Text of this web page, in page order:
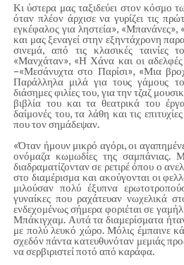
Κι ύστερα μας ταξιδεύει στον κόσμο
όταν πλέον άρχισε να γυρίζει τις
εγκέφαλος για ληστεία»,
και μας ξεναγεί στην εξηντάχρονη
σινεμά, από τις κλασικές ταινίες
«Μανχάταν», «Η Χάνα και οι
–«Μεσάνυχτα στο Παρίσι», «Μια
Παράλληλα μιλά για τους γάμους
διάσημες φιλίες του, για την τζαζ
βιβλία του και τα θεατρικά του
δαίμονές του, τα λάθη και τις
που τον σημάδεψαν.
«Όταν ήμουν μικρό αγόρι, οι
ονόμαζα κωμωδίες της σαμπάνιας.
διαδραματίζονταν σε ρετιρέ όπου ο
στο διαμέρισμα και ακούγονται οι
μιλούσαν πολύ έξυπνα
γυναίκες που ραχάτευαν νωχελικά
ενδεχομένως σήμερα φοριέται σε
Μπάκιγχαμ. Αυτά τα διαμερίσματα
με πολύ λευκό χώρο. Μόλις έμπαινε
σχεδόν πάντα κατευθυνόταν μεμιάς
να σερβιριστεί ποτό από καράφα.